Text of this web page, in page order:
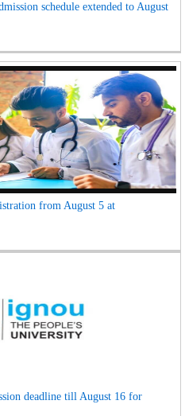
schedule extended to August
from August 5 at
deadline till August 16 for